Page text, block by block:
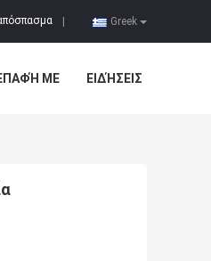
Greek
ΜΕ ΕΙΔΉΣΕΙΣ